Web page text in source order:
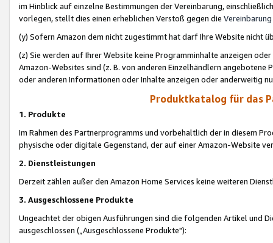
im Hinblick auf einzelne Bestimmungen der Vereinbarung,
vorlegen, stellt dies einen erheblichen Verstoß gegen die Vereinbarung
(y) Sofern Amazon dem nicht zugestimmt hat darf Ihre Website nicht
(z) Sie werden auf Ihrer Website keine Programminhalte anzeigen
Amazon-Websites sind (z. B. von anderen Einzelhändlern
oder anderen Informationen oder Inhalte anzeigen oder anderweitig
Produktkatalog für das
1. Produkte
Im Rahmen des Partnerprogramms und vorbehaltlich der in diesem
physische oder digitale Gegenstand, der auf einer Amazon-Website
2. Dienstleistungen
Derzeit zählen außer den Amazon Home Services keine weiteren
3. Ausgeschlossene Produkte
Ungeachtet der obigen Ausführungen sind die folgenden Artikel und
ausgeschlossen („Ausgeschlossene Produkte"):